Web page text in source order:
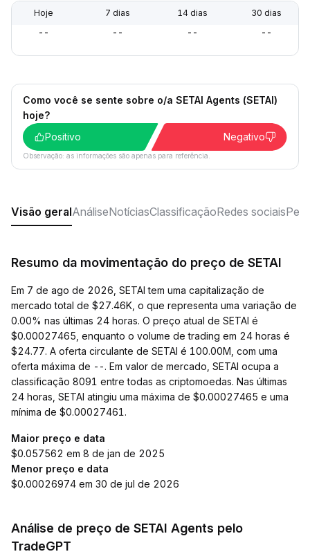
Hoje 7 dias 14 dias 30 dias
-- -- -- --
Como você se sente sobre o/a SETAI Agents (SETAI)
hoje?
Positivo
Negativo
Observação: as informações são apenas para referência.
Visão geralAnáliseNotíciasClassificaçãoRedes sociais
Resumo da movimentação do preço de SETAI
Em 7 de ago de 2026, SETAI tem uma capitalização de
mercado total de $27.46K, o que representa uma variação de
0.00% nas últimas 24 horas. O preço atual de SETAI é
$0.00027465, enquanto o volume de trading em 24 horas é
$24.77. A oferta circulante de SETAI é 100.00M, com uma
oferta máxima de --. Em valor de mercado, SETAI ocupa a
classificação 8091 entre todas as criptomoedas. Nas últimas
24 horas, SETAI atingiu uma máxima de $0.00027465 e uma
mínima de $0.00027461.
Maior preço e data
$0.057562 em 8 de jan de 2025
Menor preço e data
$0.00026974 em 30 de jul de 2026
Análise de preço de SETAI Agents pelo
TradeGPT